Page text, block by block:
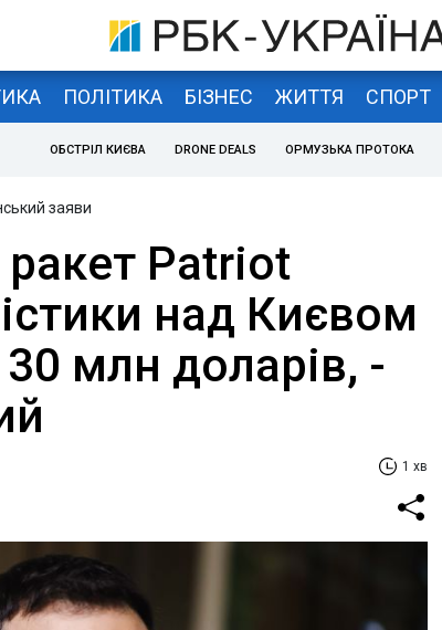
ПОЛІТИКА БІЗНЕС ЖИТТЯ СПОРТ
ОБСТРІЛ КИЄВА DRONE DEALS ОРМУЗЬКА ПРОТОКА
заяви
Patriot
над Києвом
млн доларів, -
1 хв